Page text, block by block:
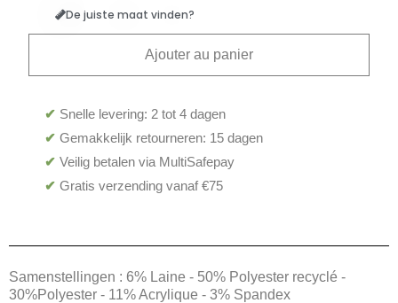
De juiste maat vinden?
Ajouter au panier
✔ Snelle levering: 2 tot 4 dagen
✔ Gemakkelijk retourneren: 15 dagen
✔ Veilig betalen via MultiSafepay
✔ Gratis verzending vanaf €75
Samenstellingen : 6% Laine - 50% Polyester recyclé -
30%Polyester - 11% Acrylique - 3% Spandex